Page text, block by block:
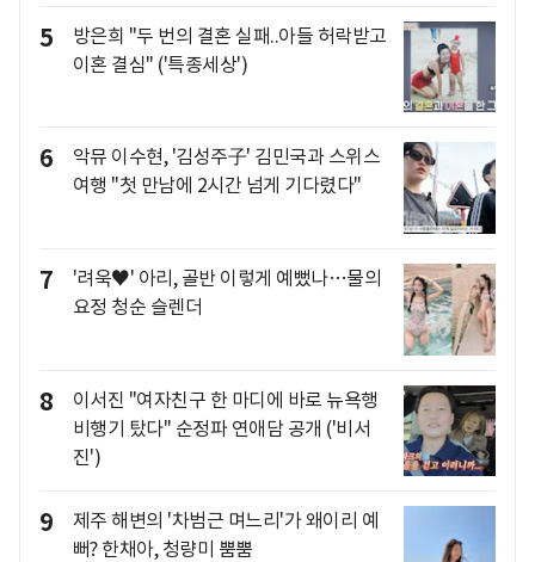
5
방은희 "두 번의 결혼 실패..아들 허락받고
이혼 결심" ('특종세상')
6
악뮤 이수현, '김성주子' 김민국과 스위스
여행 "첫 만남에 2시간 넘게 기다렸다"
7
'려욱♥' 아리, 골반 이렇게 예뻤나…물의
요정 청순 슬렌더
8
이서진 "여자친구 한 마디에 바로 뉴욕행
비행기 탔다" 순정파 연애담 공개 ('비서
진')
9
제주 해변의 '차범근 며느리'가 왜이리 예
뻐? 한채아, 청량미 뿜뿜